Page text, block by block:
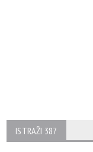
ISTRAŽI 387